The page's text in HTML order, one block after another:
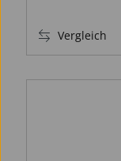
Vergleich